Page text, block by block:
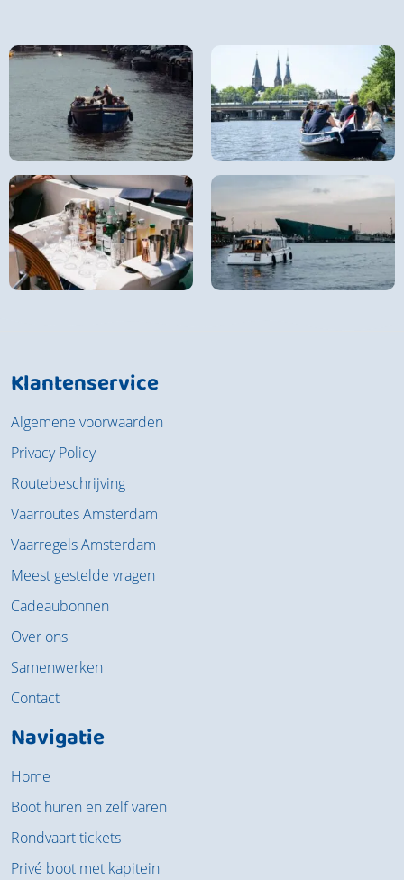
Klantenservice
Algemene voorwaarden
Privacy Policy
Routebeschrijving
Vaarroutes Amsterdam
Vaarregels Amsterdam
Meest gestelde vragen
Cadeaubonnen
Over ons
Samenwerken
Contact
Navigatie
Home
Boot huren en zelf varen
Rondvaart tickets
Privé boot met kapitein